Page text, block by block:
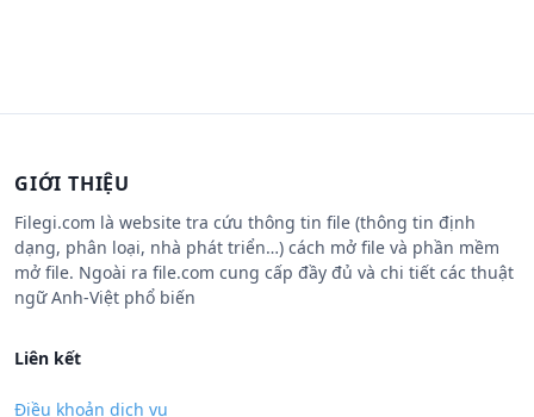
GIỚI THIỆU
Filegi.com là website tra cứu thông tin file (thông tin định
dạng, phân loại, nhà phát triển…) cách mở file và phần mềm
mở file. Ngoài ra file.com cung cấp đầy đủ và chi tiết các thuật
ngữ Anh-Việt phổ biến
Liên kết
Điều khoản dịch vụ